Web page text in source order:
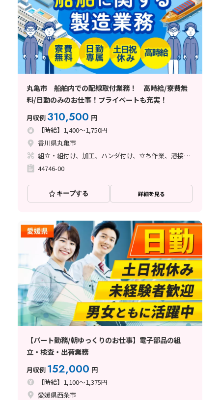
丸亀市 船舶内での配線取付業務！ 高時給/寮費無
料/日勤のみのお仕事！プライベートも充実！
月収例 310,500 円
【時給】1,400～1,750円
香川県丸亀市
組立・組付け、加工、ハンダ付け、立ち作業、溶接、塗装
44746-00
キープする 詳細を見る
【パート勤務/朝ゆっくりのお仕事】電子部品の組
立・検査・出荷業務
月収例 152,000 円
【時給】1,100～1,375円
愛媛県西条市